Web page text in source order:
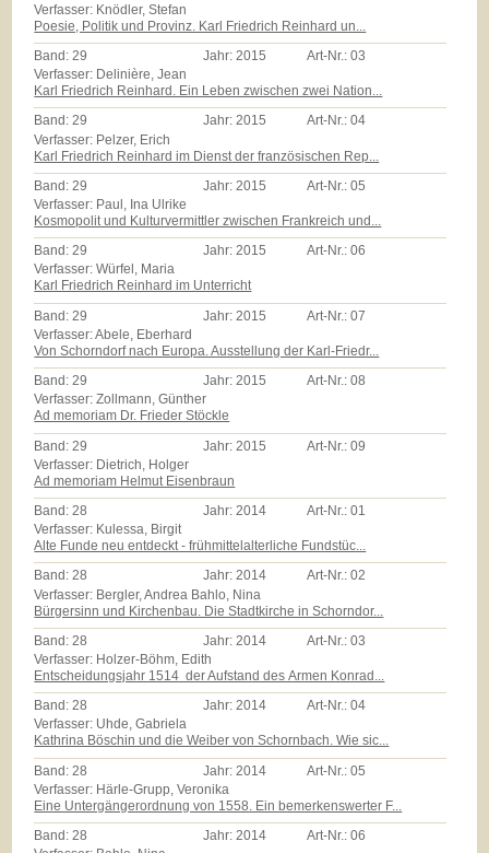
Verfasser: Knödler, Stefan
Poesie, Politik und Provinz. Karl Friedrich Reinhard un...
Band:29 Jahr:2015 Art-Nr.:03
Verfasser: Delinière, Jean
Karl Friedrich Reinhard. Ein Leben zwischen zwei Nation...
Band:29 Jahr:2015 Art-Nr.:04
Verfasser: Pelzer, Erich
Karl Friedrich Reinhard im Dienst der französischen Rep...
Band: 29 Jahr: 2015 Art-Nr.:05
Verfasser: Paul, Ina Ulrike
Kosmopolit und Kulturvermittler zwischen Frankreich und...
Band:29 Jahr:2015 Art-Nr.:06
Verfasser: Würfel, Maria
Karl Friedrich Reinhard im Unterricht
Band: 29 Jahr: 2015 Art-Nr.:07
Verfasser: Abele, Eberhard
Von Schorndorf nach Europa. Ausstellung der Karl-Friedr...
Band:29 Jahr:2015 Art-Nr.:08
Verfasser: Zollmann, Günther
Ad memoriam Dr. Frieder Stöckle
Band: 29 Jahr: 2015 Art-Nr.:09
Verfasser: Dietrich, Holger
Ad memoriam Helmut Eisenbraun
Band:28 Jahr:2014 Art-Nr.:01
Verfasser: Kulessa, Birgit
Alte Funde neu entdeckt - frühmittelalterliche Fundstüc...
Band:28 Jahr:2014 Art-Nr.:02
Verfasser: Bergler, Andrea Bahlo, Nina
Bürgersinn und Kirchenbau. Die Stadtkirche in Schorndor...
Band:28 Jahr:2014 Art-Nr.:03
Verfasser: Holzer-Böhm, Edith
Entscheidungsjahr 1514  der Aufstand des Armen Konrad...
Band:28 Jahr:2014 Art-Nr.:04
Verfasser: Uhde, Gabriela
Kathrina Böschin und die Weiber von Schornbach. Wie sic...
Band: 28 Jahr: 2014 Art-Nr.:05
Verfasser: Härle-Grupp, Veronika
Eine Untergängerordnung von 1558. Ein bemerkenswerter F...
Band:28 Jahr:2014 Art-Nr.:06